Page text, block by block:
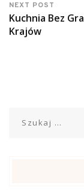
NEXT POST
Kuchnia Bez
Krajów